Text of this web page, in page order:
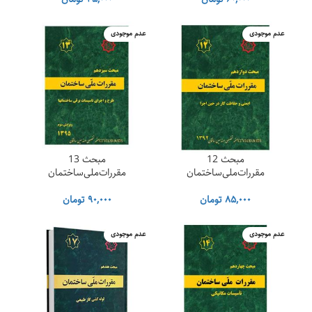
عدم موجودی
مبحث 12
مقررات‌ملی‌ساختمان
۸۵,۰۰۰تومان
عدم موجودی
مبحث 13
مقررات‌ملی‌ساختمان
۹۰,۰۰۰تومان
عدم موجودی عدم موجودی